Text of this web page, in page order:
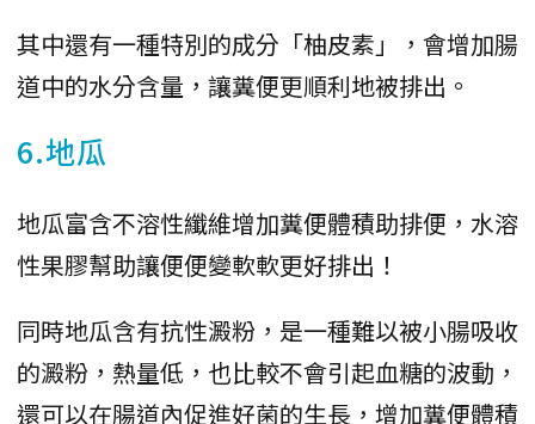
其中還有一種特別的成分「柚皮素」，會增加腸
道中的水分含量，讓糞便更順利地被排出。
6.地瓜
地瓜富含不溶性纖維增加糞便體積助排便，水溶
性果膠幫助讓便便變軟軟更好排出！
同時地瓜含有抗性澱粉，是一種難以被小腸吸收
的澱粉，熱量低，也比較不會引起血糖的波動，
還可以在腸道內促進好菌的生長，增加糞便體積